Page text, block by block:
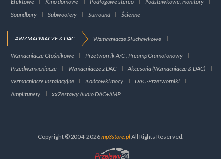
Efektowe Kino domowe Podłogowe stereo
Podstawkowe, monitory
Soundbary
Subwoofery Surround Ścienne
#WZMACNIACZE & DAC Wzmacniacze Słuchawkowe
Wzmacniacze Głośnikowe
Przetwornik A/C , Preamp Gramofonowy
Przedwzmacniacze
Wzmacniacze z DAC
Akcesoria (Wzmacniacze & DAC)
Wzmacniacze Instalacyjne
Końcówki mocy
DAC -Przetworniki
Amplitunery
xxZestawy Audio DAC+AMP
Copyright © 2004-2026mp3store.plAll Rights Reserved.